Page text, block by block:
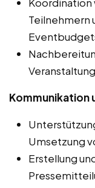
Teilnehmern
Kommunikation
Umsetzung
Erstellung